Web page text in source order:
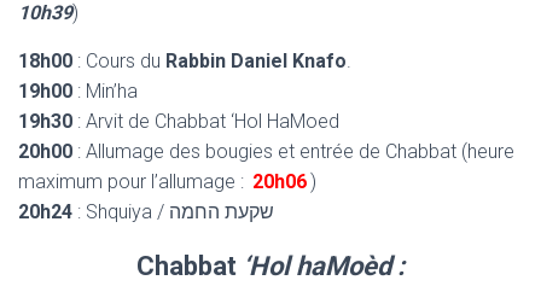
10h39)
18h00 : Cours du Rabbin Daniel Knafo.
19h00 : Min’ha
19h30 : Arvit de Chabbat ‘Hol HaMoed
20h00 : Allumage des bougies et entrée de Chabbat (heure
maximum pour l’allumage : 20h06)
20h24
: Shquiya / שקעת החמה
Chabbat ‘Hol haMoèd :